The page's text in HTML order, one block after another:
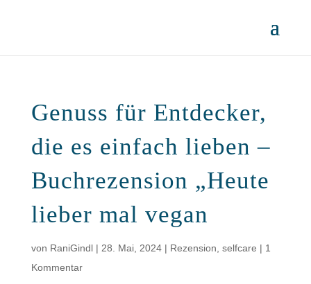
Genuss für Entdecker,
die es einfach lieben –
Buchrezension „Heute
lieber mal vegan
von RaniGindl| 28. Mai, 2024| Rezension selfcare | 1
Kommentar